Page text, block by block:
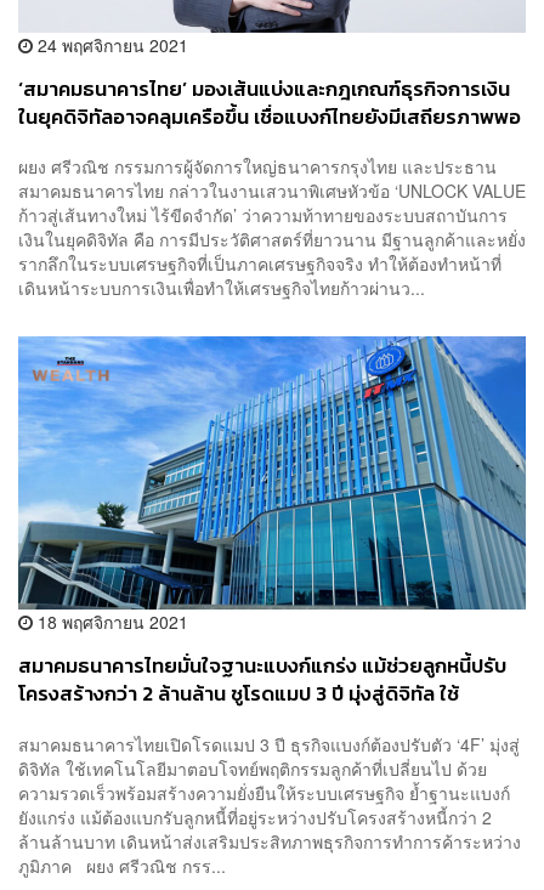
24 พฤศจิกายน 2021
‘สมาคมธนาคารไทย’ มองเส้นแบ่งและกฎเกณฑ์ธุรกิจการเงิน
ในยุคดิจิทัลอาจคลุมเครือขึ้น เชื่อแบงก์ไทยยังมีเสถียรภาพพอ
ผยง ศรีวณิช กรรมการผู้จัดการใหญ่ธนาคารกรุงไทย และประธาน
สมาคมธนาคารไทย กล่าวในงานเสวนาพิเศษหัวข้อ ‘UNLOCK VALUE
ก้าวสู่เส้นทางใหม่ ไร้ขีดจำกัด’ ว่าความท้าทายของระบบสถาบันการ
เงินในยุคดิจิทัล คือ การมีประวัติศาสตร์ที่ยาวนาน มีฐานลูกค้าและหยั่ง
รากลึกในระบบเศรษฐกิจที่เป็นภาคเศรษฐกิจจริง ทำให้ต้องทำหน้าที่
เดินหน้าระบบการเงินเพื่อทำให้เศรษฐกิจไทยก้าวผ่านว...
18 พฤศจิกายน 2021
สมาคมธนาคารไทยมั่นใจฐานะแบงก์แกร่ง แม้ช่วยลูกหนี้ปรับ
โครงสร้างกว่า 2 ล้านล้าน ชูโรดแมป 3 ปี มุ่งสู่ดิจิทัล ใช้
สมาคมธนาคารไทยเปิดโรดแมป 3 ปี ธุรกิจแบงก์ต้องปรับตัว ‘4F’ มุ่งสู่
ดิจิทัล ใช้เทคโนโลยีมาตอบโจทย์พฤติกรรมลูกค้าที่เปลี่ยนไป ด้วย
ความรวดเร็วพร้อมสร้างความยั่งยืนให้ระบบเศรษฐกิจ ย้ำฐานะแบงก์
ยังแกร่ง แม้ต้องแบกรับลูกหนี้ที่อยู่ระหว่างปรับโครงสร้างหนี้กว่า 2
ล้านล้านบาท เดินหน้าส่งเสริมประสิทภาพธุรกิจการทำการค้าระหว่าง
ภูมิภาค ผยง ศรีวณิช กรร...